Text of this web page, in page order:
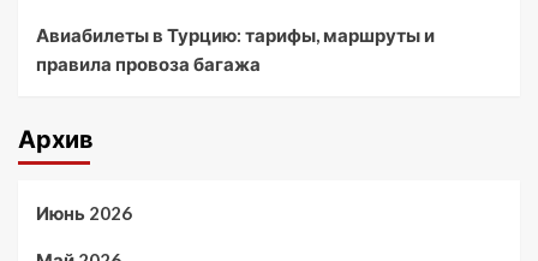
Авиабилеты в Турцию: тарифы, маршруты и
правила провоза багажа
Архив
Июнь 2026